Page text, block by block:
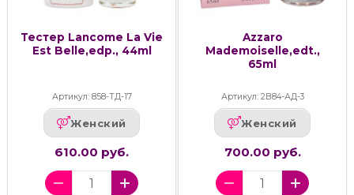
Тестер Lancome La Vie
Est Belle,edp., 44ml
Артикул: 858-ТД-17
Женский
610.00 руб.
Azzaro
Mademoiselle,edt.,
65ml
Артикул: 2В84-АД-3
Женский
700.00 руб.